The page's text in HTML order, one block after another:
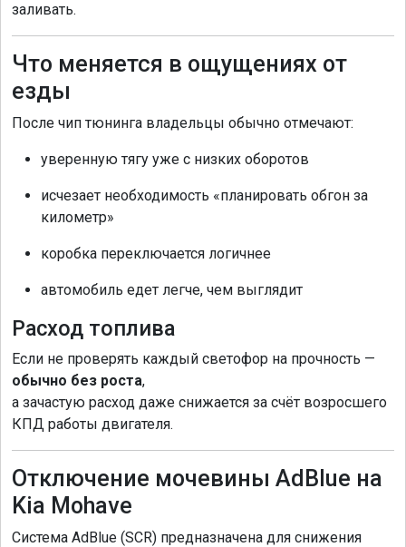
заливать.
Что меняется в ощущениях от
езды
После чип тюнинга владельцы обычно отмечают:
уверенную тягу уже с низких оборотов
исчезает необходимость «планировать обгон за
километр»
коробка переключается логичнее
автомобиль едет легче, чем выглядит
Расход топлива
Если не проверять каждый светофор на прочность —
обычно без роста,
а зачастую расход даже снижается за счёт возросшего
КПД работы двигателя.
Отключение мочевины AdBlue на
Kia Mohave
Система AdBlue (SCR) предназначена для снижения